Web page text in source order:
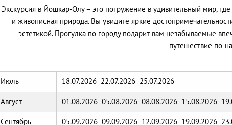
Экскурсия в Йошкар-Олу – это погружение в удивительный мир,
и живописная природа. Вы увидите яркие
эстетикой. Прогулка по городу подарит вам незабываемые
путешествие по-
Июль 18.07.2026 22.07.2026 25.07.2026
Август 01.08.2026 05.08.2026 08.08.2026 15.08.2026
Сентябрь 05.09.2026 09.09.2026 12.09.2026 19.09.2026